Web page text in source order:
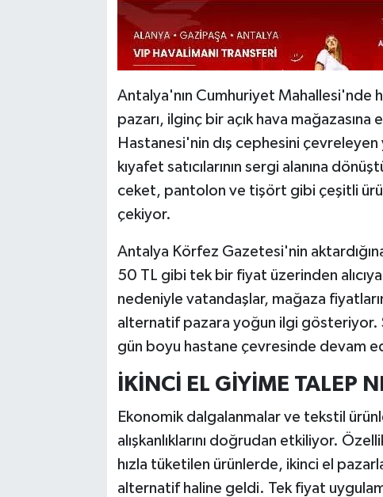
Antalya'nın Cumhuriyet Mahallesi'nde
pazarı, ilginç bir açık hava
Hastanesi'nin dış cephesini
kıyafet satıcılarının sergi alanına
ceket, pantolon ve tişört gibi çeşitli
çekiyor.
Antalya Körfez Gazetesi'nin
50 TL gibi tek bir fiyat üzerinden
nedeniyle vatandaşlar, mağaza
alternatif pazara yoğun ilgi gösteriyor.
gün boyu hastane çevresinde devam
İKİNCİ EL GİYİME TALEP
Ekonomik dalgalanmalar ve tekstil
alışkanlıklarını doğrudan etkiliyor.
hızla tüketilen ürünlerde, ikinci el
alternatif haline geldi. Tek fiyat